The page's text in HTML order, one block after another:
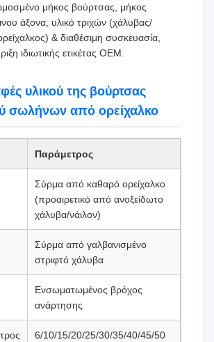
μήκος βούρτσας, μήκος
άξονα, υλικό τριχών (χάλυβας/
& διαθέσιμη συσκευασία,
ιδιωτικής ετικέτας OEM.
υλικού της βούρτσας
σωλήνων από ορείχαλκο
Παράμετρος
Σύρμα από καθαρό ορείχαλκο
(προαιρετικό από ανοξείδωτο
χάλυβα/νάιλον)
Σύρμα από γαλβανισμένο
στριφτό χάλυβα
Ενσωματωμένος βρόχος
ανάρτησης
6/10/15/20/25/30/35/40/45/50